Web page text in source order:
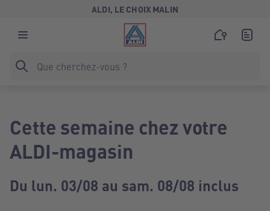
ALDI, LE CHOIX MALIN
Cette semaine chez votre
ALDI-magasin
Du lun. 03/08 au sam. 08/08 inclus